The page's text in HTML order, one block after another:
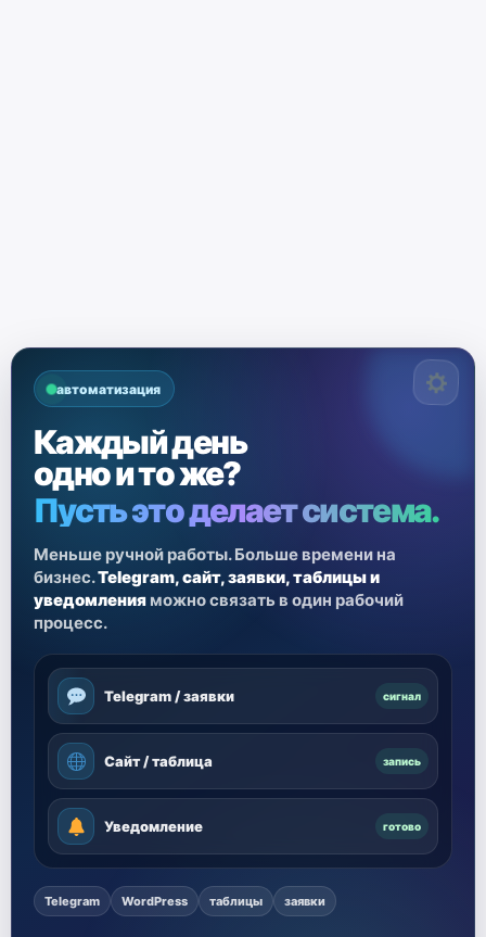
автоматизация
Каждый день
одно и то же?
Пусть это делает система.
Меньше ручной работы. Больше времени на
бизнес.Telegram, сайт, заявки, таблицы и
уведомления можно связать в один рабочий
процесс.
Telegram / заявки сигнал
Сайт / таблица запись
Уведомление готово
Telegram WordPress таблицы заявки